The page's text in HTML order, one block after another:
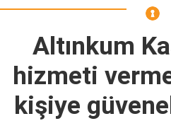
Altınkum
hizmeti
kişiye